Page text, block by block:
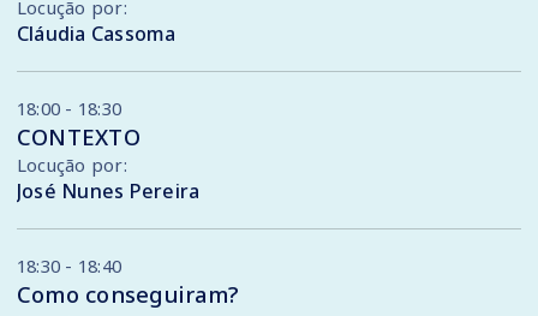
Locução por:
Cláudia Cassoma
18:00 - 18:30
CONTEXTO
Locução por:
José Nunes Pereira
18:30 - 18:40
Como conseguiram?